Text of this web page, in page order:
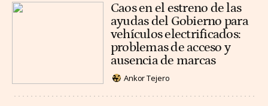
Caos en el estreno de las
ayudas del Gobierno para
vehículos electrificados:
problemas de acceso y
ausencia de marcas
Ankor Tejero